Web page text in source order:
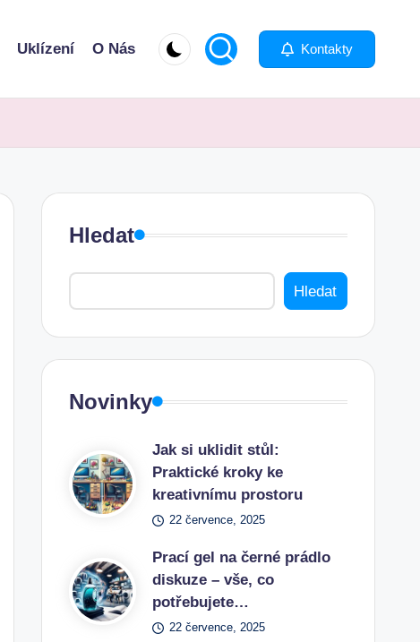
Uklízení O Nás Kontakty
Hledat
Hledat
Novinky
Jak si uklidit stůl:
Praktické kroky ke
kreativnímu prostoru
22 července, 2025
Prací gel na černé prádlo
diskuze – vše, co
potřebujete…
22 července, 2025